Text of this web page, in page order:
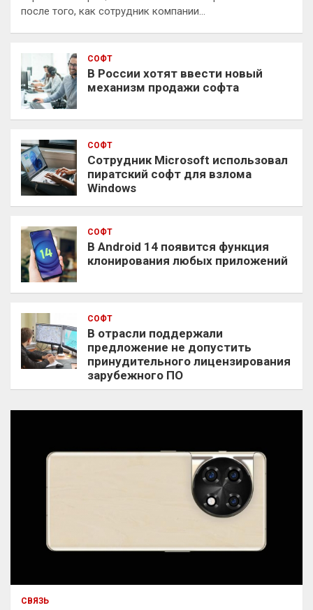
после того, как сотрудник компании…
СОФТ
В России хотят ввести новый
механизм продажи софта
СОФТ
Сотрудник Microsoft использовал
пиратский софт для взлома
Windows
СОФТ
В Android 14 появится функция
клонирования любых приложений
СОФТ
В отрасли поддержали
предложение не допустить
принудительного лицензирования
зарубежного ПО
СВЯЗЬ